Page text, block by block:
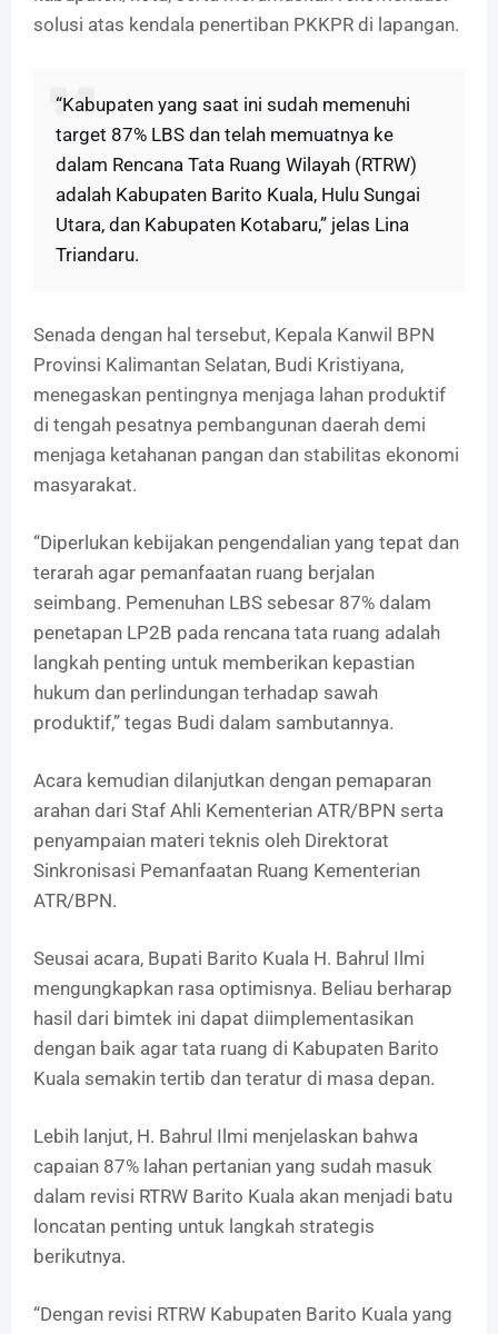
solusi atas kendala penertiban PKKPR di lapangan.
“Kabupaten yang saat ini sudah memenuhi
target 87% LBS dan telah memuatnya ke
dalam Rencana Tata Ruang Wilayah (RTRW)
adalah Kabupaten Barito Kuala, Hulu Sungai
Utara, dan Kabupaten Kotabaru,” jelas Lina
Triandaru.
Senada dengan hal tersebut, Kepala Kanwil BPN
Provinsi Kalimantan Selatan, Budi Kristiyana,
menegaskan pentingnya menjaga lahan produktif
di tengah pesatnya pembangunan daerah demi
menjaga ketahanan pangan dan stabilitas ekonomi
masyarakat.
“Diperlukan kebijakan pengendalian yang tepat dan
terarah agar pemanfaatan ruang berjalan
seimbang. Pemenuhan LBS sebesar 87% dalam
penetapan LP2B pada rencana tata ruang adalah
langkah penting untuk memberikan kepastian
hukum dan perlindungan terhadap sawah
produktif,” tegas Budi dalam sambutannya.
Acara kemudian dilanjutkan dengan pemaparan
arahan dari Staf Ahli Kementerian ATR/BPN serta
penyampaian materi teknis oleh Direktorat
Sinkronisasi Pemanfaatan Ruang Kementerian
ATR/BPN.
Seusai acara, Bupati Barito Kuala H. Bahrul Ilmi
mengungkapkan rasa optimisnya. Beliau berharap
hasil dari bimtek ini dapat diimplementasikan
dengan baik agar tata ruang di Kabupaten Barito
Kuala semakin tertib dan teratur di masa depan.
Lebih lanjut, H. Bahrul Ilmi menjelaskan bahwa
capaian 87% lahan pertanian yang sudah masuk
dalam revisi RTRW Barito Kuala akan menjadi batu
loncatan penting untuk langkah strategis
berikutnya.
“Dengan revisi RTRW Kabupaten Barito Kuala yang